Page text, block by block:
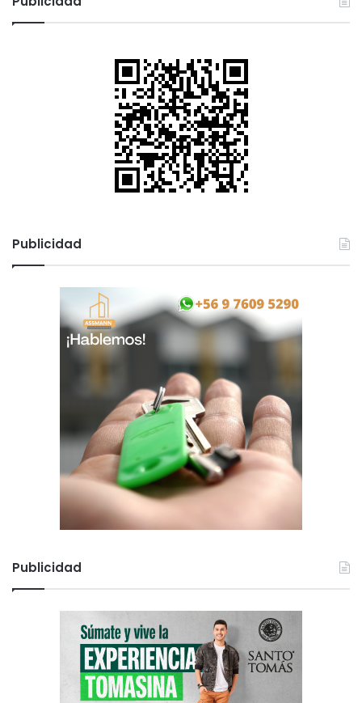
Publicidad
Publicidad